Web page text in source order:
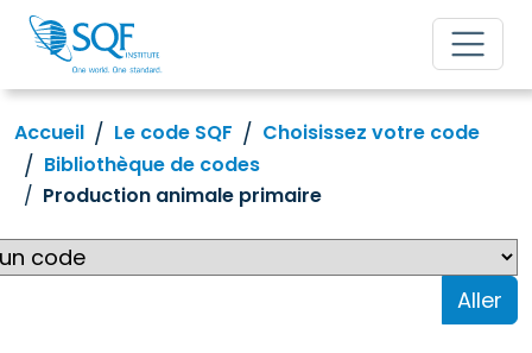
Accueil Le code SQF
Choisissez votre code
Bibliothèque de codes
Production animale primaire
Aller